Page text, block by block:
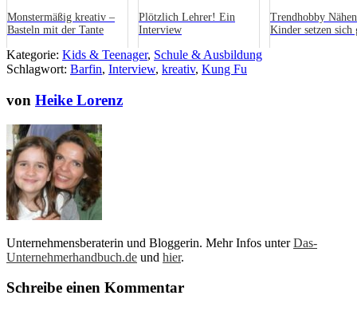
Monstermäßig kreativ –
Basteln mit der Tante
Plötzlich Lehrer! Ein
Interview
Trendhobby
Kinder setzen sich
Kategorie: Kids & Teenager, Schule & Ausbildung
Schlagwort: Barfin, Interview, kreativ, Kung Fu
von Heike Lorenz
Unternehmensberaterin und Bloggerin. Mehr Infos unterDas-
Unternehmerhandbuch.de und hier.
Schreibe einen Kommentar